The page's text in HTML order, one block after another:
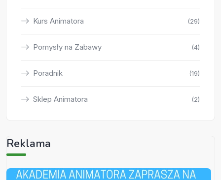
Kurs Animatora (29)
Pomysły na Zabawy (4)
Poradnik (19)
Sklep Animatora (2)
Reklama